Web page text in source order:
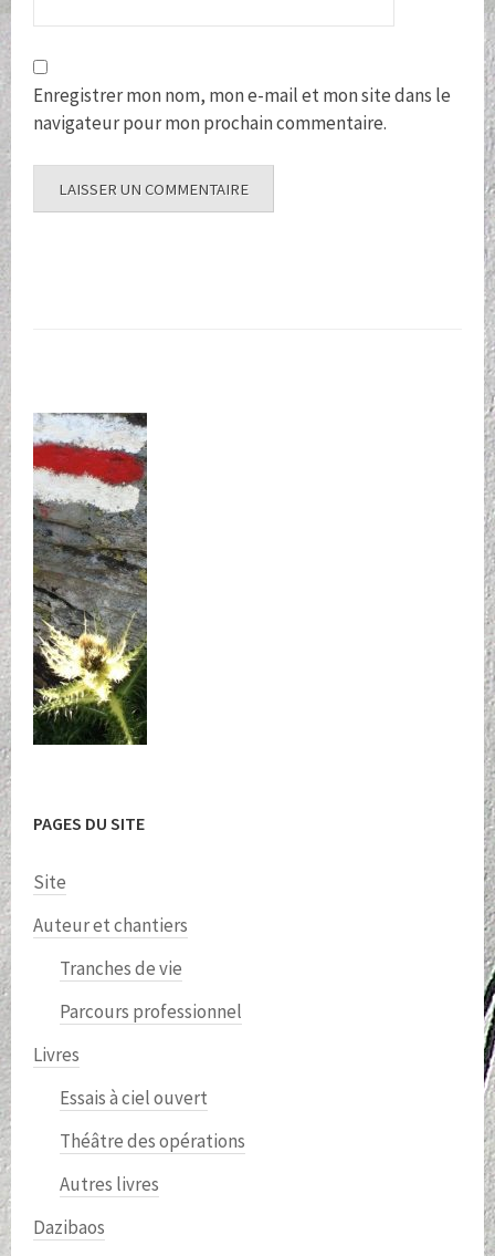
Enregistrer mon nom, mon e-mail et mon site dans le
navigateur pour mon prochain commentaire.
PAGES DU SITE
Site
Auteur et chantiers
Tranches de vie
Parcours professionnel
Livres
Essais à ciel ouvert
Théâtre des opérations
Autres livres
Dazibaos